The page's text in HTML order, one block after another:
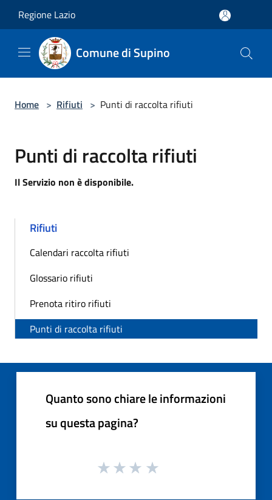
Regione Lazio
Comune di Supino
Home > Rifiuti > Punti di raccolta rifiuti
Punti di raccolta rifiuti
Il Servizio non è disponibile.
Rifiuti
Calendari raccolta rifiuti
Glossario rifiuti
Prenota ritiro rifiuti
Punti di raccolta rifiuti
Quanto sono chiare le informazioni
su questa pagina?